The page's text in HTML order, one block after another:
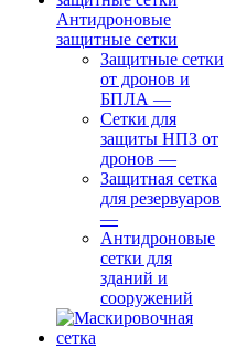
Антидроновые
защитные сетки
Защитные сетки
от дронов и
БПЛА —
Сетки для
защиты НПЗ от
дронов —
Защитная сетка
для резервуаров
—
Антидроновые
сетки для
зданий и
сооружений